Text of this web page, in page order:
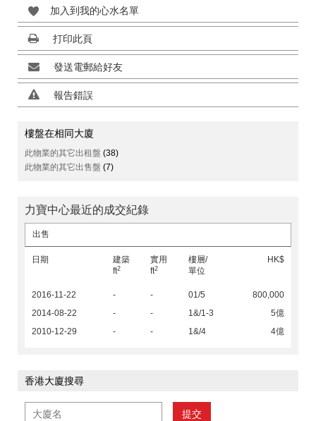
加入到我的心水名單
打印此頁
發送電郵給好友
報告錯誤
樓盤在相同大廈
此物業的其它出租盤 (38)
此物業的其它出售盤 (7)
力寶中心最近的成交紀錄
出售
日期
建築
ft2
實用
ft2
樓層/
單位
HK$
2016-11-22 - - 01/5
800,000
2014-08-22
- - 1&/1-3
5億
2010-12-29
- - 1&/4 4億
香港大廈搜尋
提交